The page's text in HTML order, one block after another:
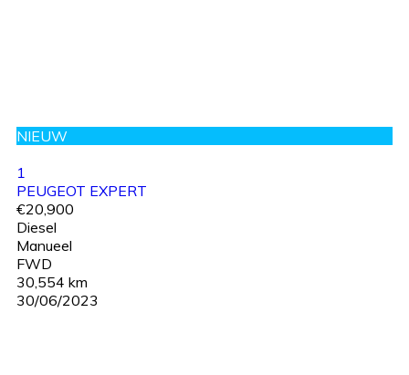
NIEUW
1
PEUGEOT EXPERT
€20,900
Diesel
Manueel
FWD
30,554 km
30/06/2023